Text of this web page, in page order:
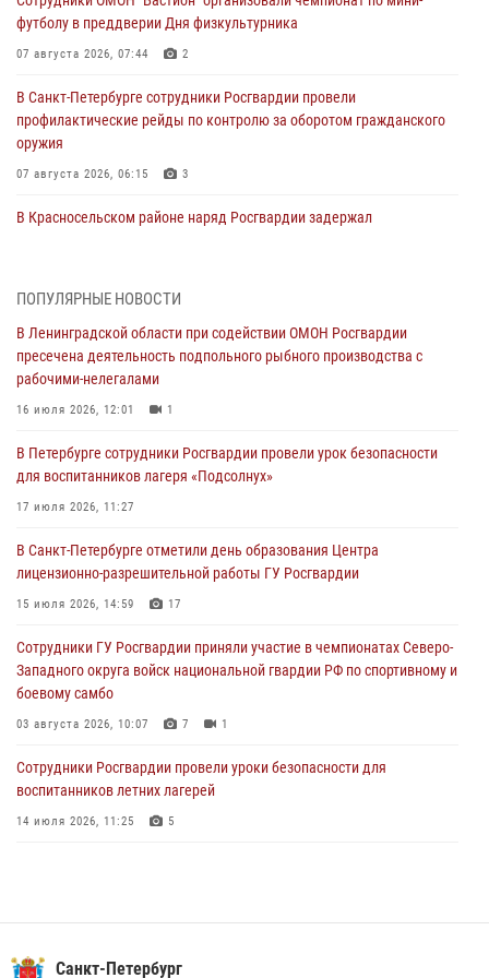
футболу в преддверии Дня физкультурника
07 августа 2026, 07:44 2
В Санкт-Петербурге сотрудники Росгвардии провели
профилактические рейды по контролю за оборотом гражданского
оружия
07 августа 2026, 06:15 3
В Красносельском районе наряд Росгвардии задержал
06 августа 2026, 13:39 1
В Центральном районе росгвардейцы оперативно задержали
хулигана, стрелявшего из пускового устройства рядом с жилыми
домами
06 августа 2026, 11:36
Сотрудники и военнослужащие Росгвардии обеспечили
правопорядок при проведении матча "Зенит" - "Балтика"
06 августа 2026, 07:30
В Выборгском районе наряд Росгвардии обнаружил
разыскиваемый преступный автотранспорт
05 августа 2026, 12:25 2
Петербургские росгвардейцы обнаружили объявленный в розыск
автомобиль, ранее использовавшийся при совершении кражи в
Ленобласти
04 августа 2026, 14:05
ПОПУЛЯРНЫЕ НОВОСТИ
В Ленинградской области при содействии ОМОН Росгвардии
пресечена деятельность подпольного рыбного производства с
рабочими-нелегалами
16 июля 2026, 12:01 1
В Петербурге сотрудники Росгвардии провели урок безопасности
для воспитанников лагеря «Подсолнух»
17 июля 2026, 11:27
В Санкт-Петербурге отметили день образования Центра
лицензионно-разрешительной работы ГУ Росгвардии
15 июля 2026, 14:59 17
Сотрудники ГУ Росгвардии приняли участие в чемпионатах Северо-
Западного округа войск национальной гвардии РФ по спортивному и
боевому самбо
03 августа 2026, 10:07 7 1
Сотрудники Росгвардии провели уроки безопасности для
воспитанников летних лагерей
14 июля 2026, 11:25 5
В Красногвардейском районе росгвардейцы задержали хулигана,
Санкт-Петербург